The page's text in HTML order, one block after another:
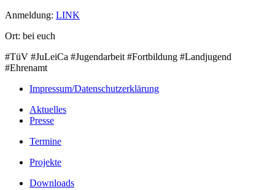
Anmeldung: LINK
Ort: bei euch
#TüV #JuLeiCa #Jugendarbeit #Fortbildung #Landjugend
#Ehrenamt
Impressum/Datenschutzerklärung
Aktuelles
Presse
Termine
Projekte
Downloads